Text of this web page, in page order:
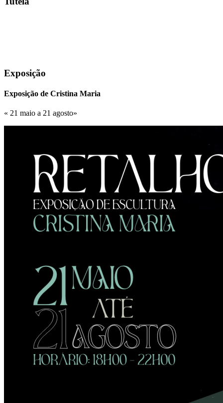
Exposição
Exposição de Cristina Maria
« 21 maio a 21 agosto»